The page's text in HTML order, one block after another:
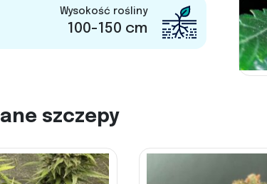
Wysokość rośliny
100-150 cm
szczepy